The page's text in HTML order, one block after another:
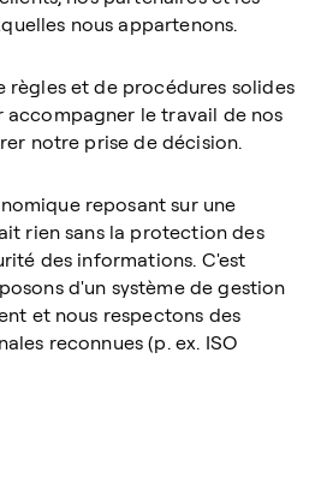
nous appartenons.
règles et de procédures solides
le travail de nos
notre prise de décision.
reposant sur une
rien sans la protection des
des informations. C'est
d'un système de gestion
et nous respectons des
reconnues (p. ex. ISO